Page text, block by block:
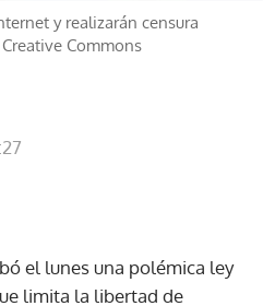
y realizarán censura
Creative Commons
el lunes una polémica ley
limita la libertad de